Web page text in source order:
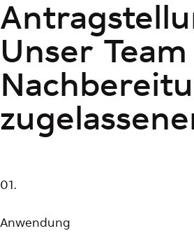
Unser
01.
Anwendung